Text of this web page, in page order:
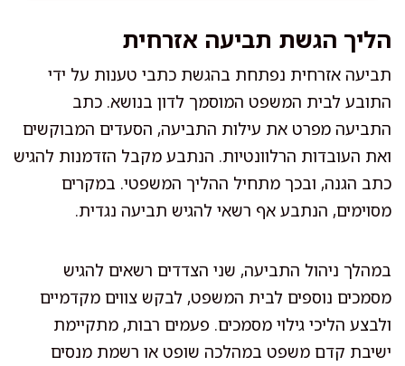
הליך הגשת תביעה אזרחית
תביעה אזרחית נפתחת בהגשת כתבי טענות על ידי
התובע לבית המשפט המוסמך לדון בנושא. כתב
התביעה מפרט את עילות התביעה, הסעדים המבוקשים
ואת העובדות הרלוונטיות. הנתבע מקבל הזדמנות להגיש
כתב הגנה, ובכך מתחיל ההליך המשפטי. במקרים
מסוימים, הנתבע אף רשאי להגיש תביעה נגדית.
במהלך ניהול התביעה, שני הצדדים רשאים להגיש
מסמכים נוספים לבית המשפט, לבקש צווים מקדמיים
ולבצע הליכי גילוי מסמכים. פעמים רבות, מתקיימת
ישיבת קדם משפט במהלכה שופט או רשמת מנסים